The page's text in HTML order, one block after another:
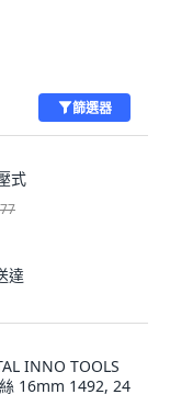
篩選器
式
達
INNO TOOLS
16mm 1492, 24